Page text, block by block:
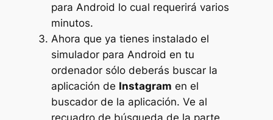
para Android lo cual requerirá varios
minutos.
Ahora que ya tienes instalado el
simulador para Android en tu
ordenador sólo deberás buscar la
aplicación de Instagram en el
buscador de la aplicación. Ve al
recuadro de búsqueda de la parte